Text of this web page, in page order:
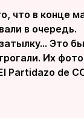
что в конце
в очередь.
Это
Их
Partidazo de